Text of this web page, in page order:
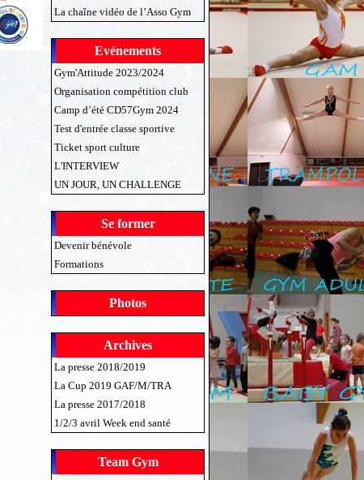
La chaîne vidéo de l’Asso Gym
Evénements
Gym'Attitude 2023/2024
Organisation compétition club
Camp d’été CD57Gym 2024
Test d'entrée classe sportive
Ticket sport culture
L'INTERVIEW
UN JOUR, UN CHALLENGE
Se former
Devenir bénévole
Formations
Photos
Archives
La presse 2018/2019
La Cup 2019 GAF/M/TRA
La presse 2017/2018
1/2/3 avril Week end santé
Team Gym